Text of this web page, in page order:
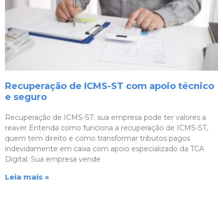
Recuperação de ICMS-ST com apoio técnico
e seguro
Recuperação de ICMS-ST: sua empresa pode ter valores a
reaver Entenda como funciona a recuperação de ICMS-ST,
quem tem direito e como transformar tributos pagos
indevidamente em caixa com apoio especializado da TCA
Digital. Sua empresa vende
Leia mais »